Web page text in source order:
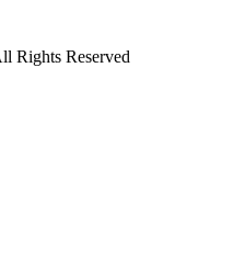
Rights Reserved